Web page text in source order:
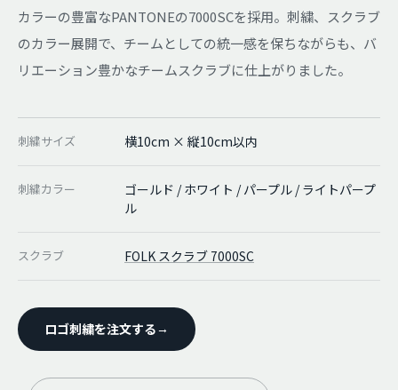
カラーの豊富なPANTONEの7000SCを採用。刺繍、スクラブ
のカラー展開で、チームとしての統一感を保ちながらも、バ
リエーション豊かなチームスクラブに仕上がりました。
刺繍サイズ 横10cm × 縦10cm以内
刺繍カラー
ゴールド / ホワイト / パープル / ライトパープ
ル
スクラブ FOLK スクラブ 7000SC
ロゴ刺繍を注文する →